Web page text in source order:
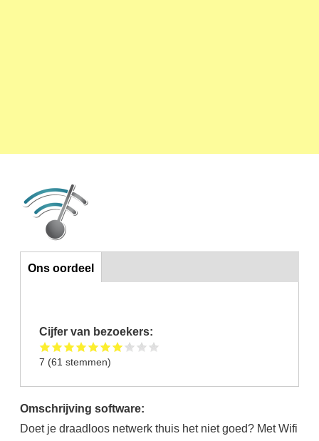
Horizontal Tabs
Ons oordeel
Cijfer van bezoekers:
7 (61 stemmen)
Omschrijving software:
Doet je draadloos netwerk thuis het niet goed? Met Wifi